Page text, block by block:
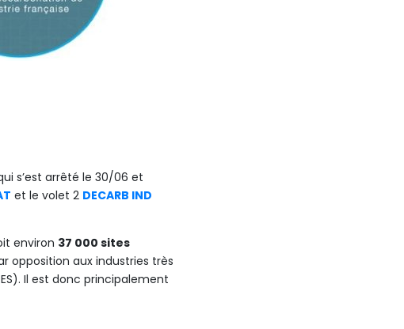
s’est arrêté le 30/06 et
et le volet 2 DECARB IND
environ 37 000 sites
opposition aux industries très
Il est donc principalement